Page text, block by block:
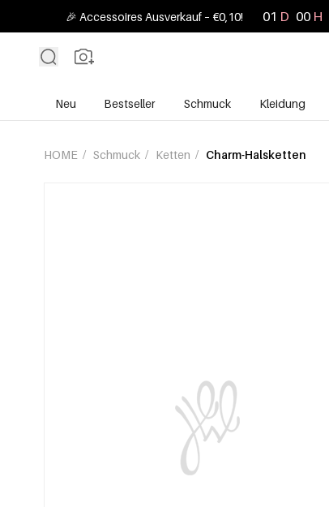
🎉 Accessoires Ausverkauf – €0,10! 01 D 00 H
Neu Bestseller Schmuck Kleidung
HOME / Schmuck / Ketten / Charm-Halsketten